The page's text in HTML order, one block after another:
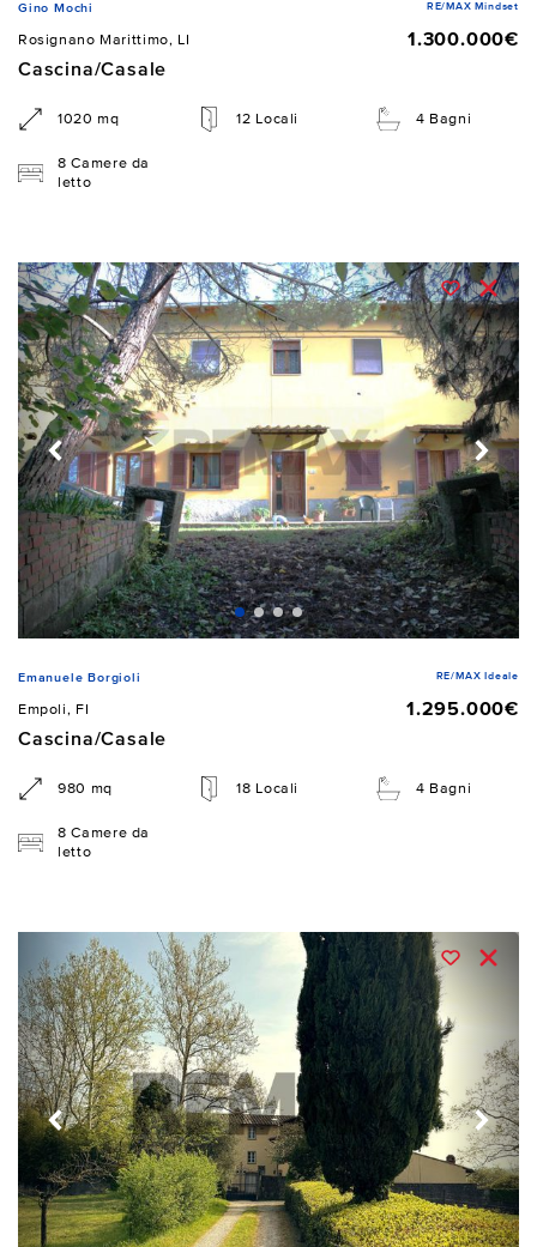
Gino Mochi RE/MAX Mindset
Rosignano Marittimo, LI
1.300.000€
Cascina/Casale
1020 mq 12 Locali 4 Bagni
8 Camere da
letto
Emanuele Borgioli RE/MAX Ideale
Empoli, FI
1.295.000€
Cascina/Casale
980 mq 18 Locali 4 Bagni
8 Camere da
letto